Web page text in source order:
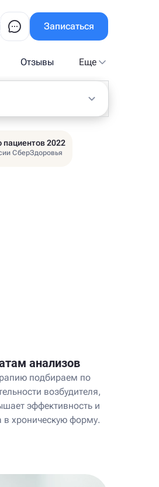
Записаться
Отзывы Еще
пациентов 2022
СберЗдоровья
анализов
подбираем по
возбудителя,
эффективность и
в хроническую форму.